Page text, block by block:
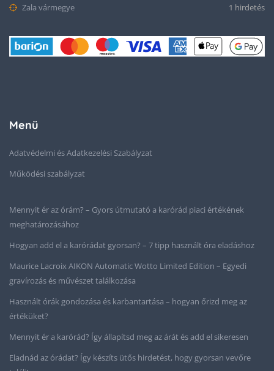
Zala vármegye 1 hirdetés
Menü
Adatvédelmi és Adatkezelési Szabályzat
Működési szabályzat
Mennyit ér az órám? – Gyors útmutató a karórád piaci értékének
meghatározásához
Hogyan add el a karórádat gyorsan? – 7 tipp használt óra eladáshoz
Maurice Lacroix AIKON Automatic Wotto Limited Edition – Egyedi
gravírozás és művészet találkozása
Használt órák gondozása és karbantartása – hogyan őrizd meg az
értéküket?
Mennyit ér a karórád? Így állapítsd meg az árát és add el sikeresen
Eladnád az órádat? Így készíts ütős hirdetést, hogy gyorsan vevőre